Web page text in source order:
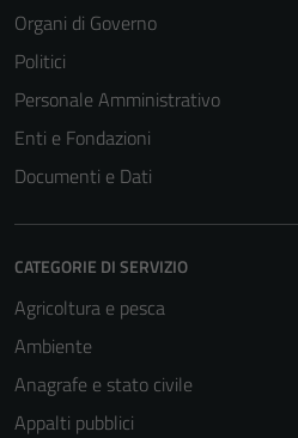
Organi di Governo
Politici
Personale Amministrativo
Enti e Fondazioni
Documenti e Dati
CATEGORIE DI SERVIZIO
Agricoltura e pesca
Ambiente
Anagrafe e stato civile
Appalti pubblici